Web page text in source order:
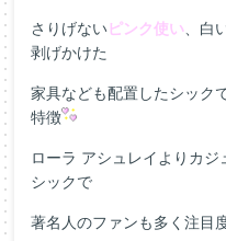
さりげないピンク使い 、
剥げかけた
家具なども配置したシック
特徴
ローラ アシュレイよりカ
シックで
著名人のファンも多く注目